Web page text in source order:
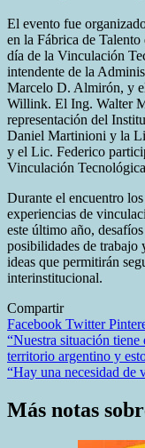
El evento fue
en la Fábrica de
día de la Vinculación
intendente de la
Marcelo D. Almirón, y
Willink. El Ing. Walter
representación del
Daniel Martinioni y la
y el Lic. Federico
Vinculación
Durante el encuentro
experiencias de
este último año,
posibilidades de trabajo
ideas que permitirán
interinstitucional.
Compartir
Facebook Twitter
Navegación
de
“Nuestra situación
territorio argentino y
“Hay una necesidad de
Más notas